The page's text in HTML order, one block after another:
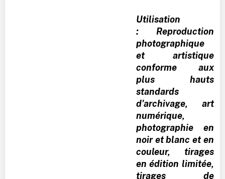
Utilisation
: Reproduction
photographique
et artistique
conforme aux
plus hauts
standards
d'archivage, art
numérique,
photographie en
noir et blanc et en
couleur, tirages
en édition limitée,
tirages de